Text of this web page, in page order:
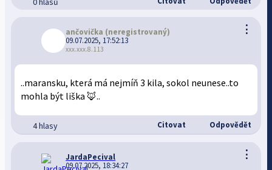
⋮
ančovička (neregistrovaný)
09.07.2025, 17:52:13
xxx.xxx.8.113
..maransku, která má nejmíň 3 kila, sokol neunese..to
mohla být liška 🦊..
4 hlasy Citovat Odpovědět
⋮
JardaPecival
09.07.2025, 18:34:27